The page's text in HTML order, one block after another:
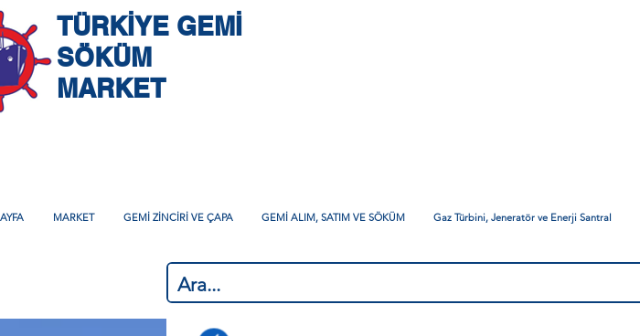
TÜRKİYE GEMİ
SÖKÜM
MARKET
MARKET GEMİ ZİNCİRİ VE ÇAPA GEMİ ALIM, SATIM VE SÖKÜM Gaz Türbini, Jeneratör ve Enerji Santral